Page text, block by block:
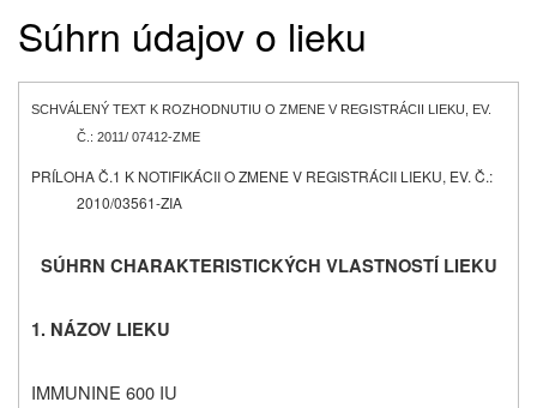
Súhrn údajov o lieku
SCHVÁLENÝ TEXT K ROZHODNUTIU O ZMENE V REGISTRÁCII LIEKU, EV.
Č.: 2011/ 07412-ZME
PRÍLOHA Č.1 K NOTIFIKÁCII O ZMENE V REGISTRÁCII LIEKU, EV. Č.:
2010/03561-ZIA
SÚHRN CHARAKTERISTICKÝCH VLASTNOSTÍ LIEKU
1. NÁZOV LIEKU
IMMUNINE 600 IU